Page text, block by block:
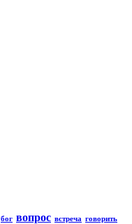
бог вопрос встреча говорить